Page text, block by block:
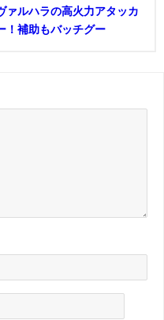
ァルハラの高火力アタッカ
！補助もバッチグー